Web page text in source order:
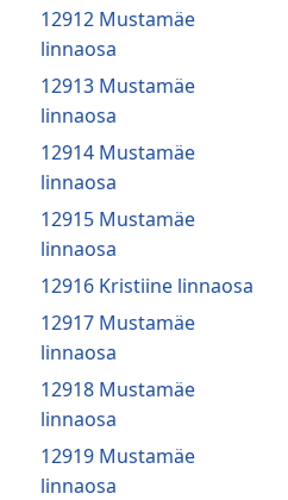
12912 Mustamäe
linnaosa
12913 Mustamäe
linnaosa
12914 Mustamäe
linnaosa
12915 Mustamäe
linnaosa
12916 Kristiine linnaosa
12917 Mustamäe
linnaosa
12918 Mustamäe
linnaosa
12919 Mustamäe
linnaosa